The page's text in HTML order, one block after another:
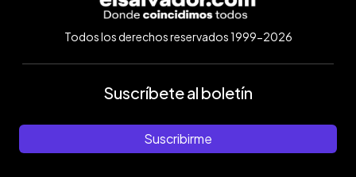
Todos los derechos reservados 1999-2026
Suscríbete al boletín
Suscribirme